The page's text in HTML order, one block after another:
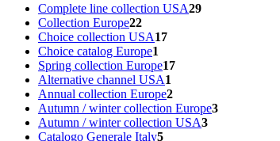
Complete line collection USA29
Collection Europe22
Choice collection USA17
Choice catalog Europe1
Spring collection Europe17
Alternative channel USA1
Annual collection Europe2
Autumn / winter collection Europe3
Autumn / winter collection USA3
Catalogo Generale Italy5